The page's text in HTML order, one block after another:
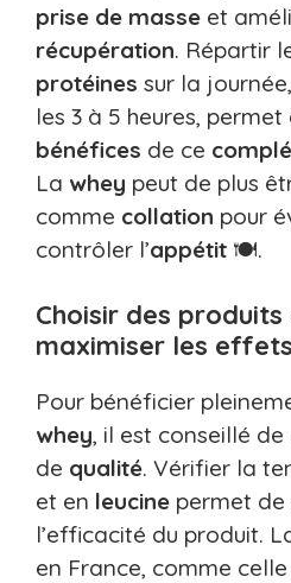
prise de masse et
récupération. Répartir
protéines sur la
les 3 à 5 heures, permet
bénéfices de ce
La whey peut de plus
comme collation pour
contrôler l’appétit 🍽️.
Choisir des
maximiser les effets
Pour bénéficier
whey, il est conseillé
de qualité. Vérifier la
et en leucine permet de
l’efficacité du produit.
en France, comme